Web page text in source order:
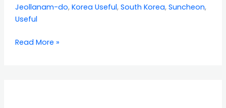
Jeollanam-do, Korea Useful, South Korea, Suncheon,
Useful
ชอน
(Direction
to
Read More »